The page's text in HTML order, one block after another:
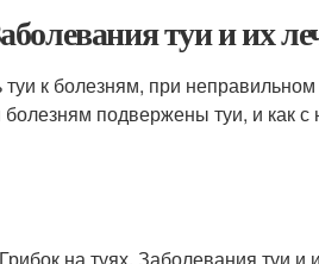
туи и их
к болезням, при
подвержены туи, и как с